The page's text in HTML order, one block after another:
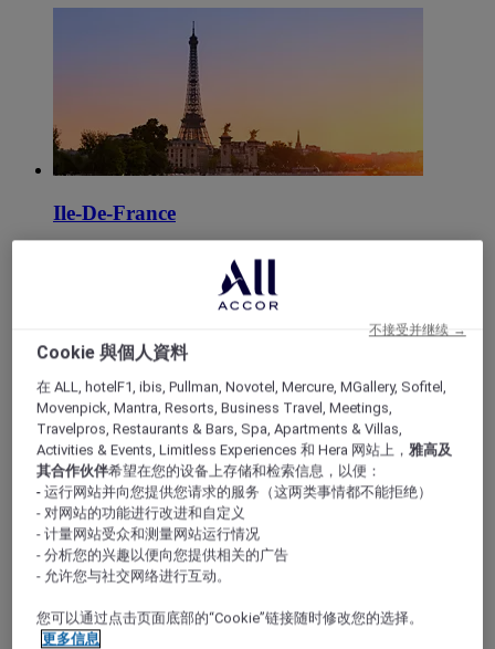
Ile-De-France
Loire Valley
Cookie 與個人資料
在 ALL, hotelF1, ibis, Pullman, Novotel, Mercure, MGallery, Sofitel,
Movenpick, Mantra, Resorts, Business Travel, Meetings,
Travelpros, Restaurants & Bars, Spa, Apartments & Villas,
Activities & Events, Limitless Experiences 和 Hera 网站上，雅高及
其合作伙伴希望在您的设备上存储和检索信息，以便：
- 运行网站并向您提供您请求的服务（这两类事情都不能拒绝）
- 对网站的功能进行改进和自定义
- 计量网站受众和测量网站运行情况
- 分析您的兴趣以便向您提供相关的广告
- 允许您与社交网络进行互动。
您可以通过点击页面底部的“Cookie”链接随时修改您的选择。
更多信息
不接受并继续 →